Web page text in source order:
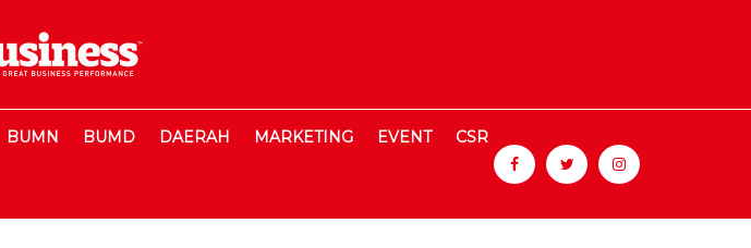
BUMN BUMD DAERAH MARKETING EVENT CSR